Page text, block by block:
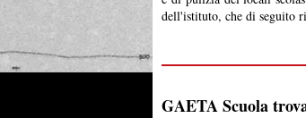
dell'istituto, che di seguito
GAETA Scuola